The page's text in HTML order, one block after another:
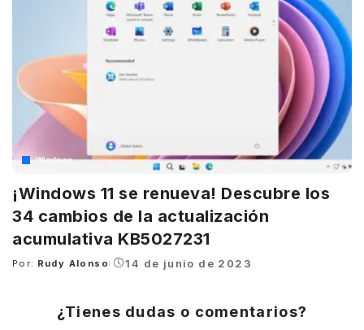
Windows
¡Windows 11 se renueva! Descubre los
34 cambios de la actualización
acumulativa KB5027231
Posted
Por: Rudy Alonso 14 de junio de 2023
¿Tienes dudas o comentarios?